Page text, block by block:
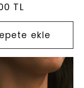
TL
ekle